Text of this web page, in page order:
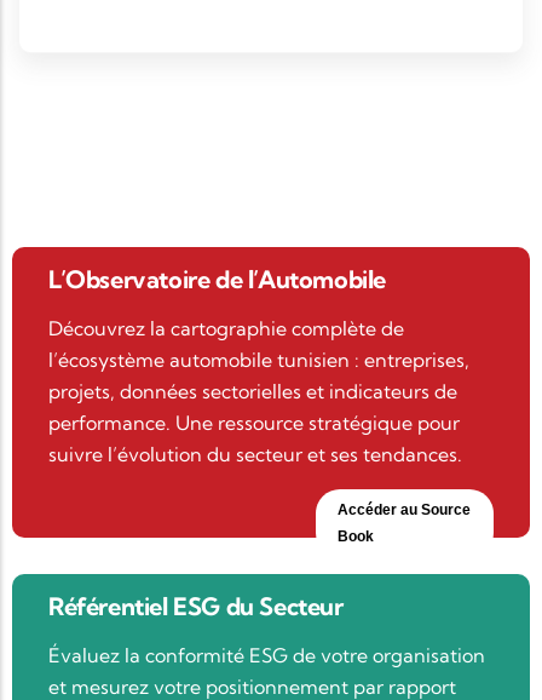
L’Observatoire de l’Automobile
Découvrez la cartographie complète de
l’écosystème automobile tunisien : entreprises,
projets, données sectorielles et indicateurs de
performance. Une ressource stratégique pour
suivre l’évolution du secteur et ses tendances.
Accéder au Source
Book
Référentiel ESG du Secteur
Évaluez la conformité ESG de votre organisation
et mesurez votre positionnement par rapport